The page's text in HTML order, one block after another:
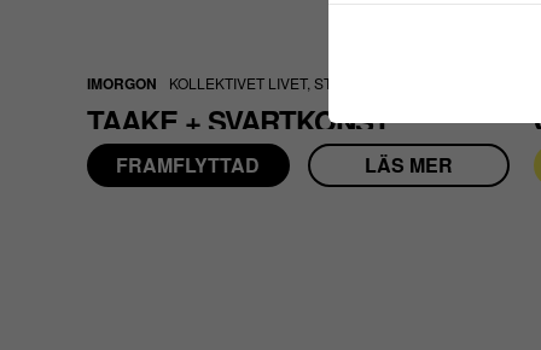
IMORGON KOLLEKTIVET LIVET, STORA SCEN
TAAKE + SVARTKONST
FRAMFLYTTAD LÄS MER